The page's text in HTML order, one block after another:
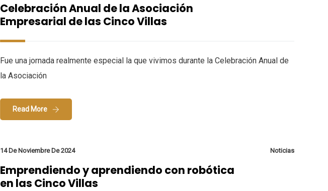
Celebración Anual de la Asociación
Empresarial de las Cinco Villas
Fue una jornada realmente especial la que vivimos durante la Celebración Anual de
la Asociación
Read More
14 De Noviembre De 2024 Noticias
Emprendiendo y aprendiendo con robótica
en las Cinco Villas